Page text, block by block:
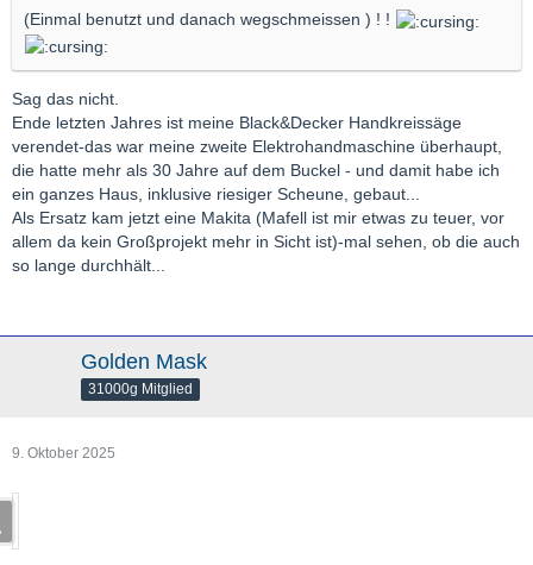
(Einmal benutzt und danach wegschmeissen ) ! !
Sag das nicht.
Ende letzten Jahres ist meine Black&Decker Handkreissäge
verendet-das war meine zweite Elektrohandmaschine überhaupt,
die hatte mehr als 30 Jahre auf dem Buckel - und damit habe ich
ein ganzes Haus, inklusive riesiger Scheune, gebaut...
Als Ersatz kam jetzt eine Makita (Mafell ist mir etwas zu teuer, vor
allem da kein Großprojekt mehr in Sicht ist)-mal sehen, ob die auch
so lange durchhält...
Golden Mask
31000g Mitglied
9. Oktober 2025